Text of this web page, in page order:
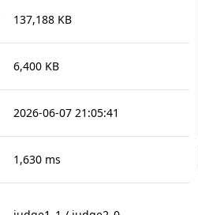
137,188 KB
6,400 KB
2026-06-07 21:05:41
1,630 ms